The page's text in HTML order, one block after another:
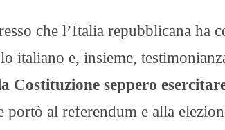
che l’Italia repubblicana ha
italiano e, insieme,
Costituzione seppero
portò al referendum e alla